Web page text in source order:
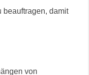
damit
von